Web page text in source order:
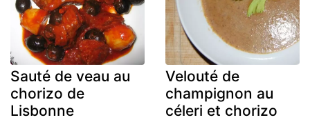
Sauté de veau au
chorizo de
Lisbonne
Velouté de
champignon au
céleri et chorizo